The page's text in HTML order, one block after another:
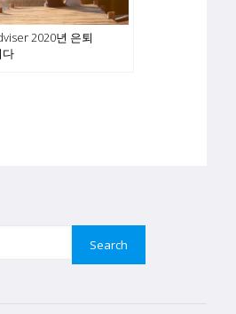
2020년 은퇴
다
Search